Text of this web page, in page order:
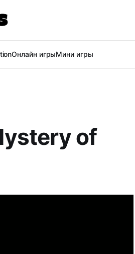
Онлайн игрыМини игры
of